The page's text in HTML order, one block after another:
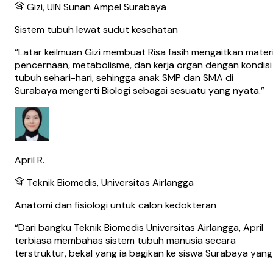
Gizi, UIN Sunan Ampel Surabaya
Sistem tubuh lewat sudut kesehatan
“Latar keilmuan Gizi membuat Risa fasih mengaitkan
pencernaan, metabolisme, dan kerja organ dengan kondisi
tubuh sehari-hari, sehingga anak SMP dan SMA di
Surabaya mengerti Biologi sebagai sesuatu yang nyata.”
April R.
Teknik Biomedis, Universitas Airlangga
Anatomi dan fisiologi untuk calon kedokteran
“Dari bangku Teknik Biomedis Universitas Airlangga, April
terbiasa membahas sistem tubuh manusia secara
terstruktur, bekal yang ia bagikan ke siswa Surabaya yang